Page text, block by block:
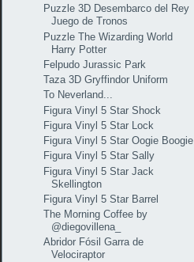
Puzzle 3D Desembarco del Rey
Juego de Tronos
Puzzle The Wizarding World
Harry Potter
Felpudo Jurassic Park
Taza 3D Gryffindor Uniform
To Neverland...
Figura Vinyl 5 Star Shock
Figura Vinyl 5 Star Lock
Figura Vinyl 5 Star Oogie Boogie
Figura Vinyl 5 Star Sally
Figura Vinyl 5 Star Jack
Skellington
Figura Vinyl 5 Star Barrel
The Morning Coffee by
@diegovillena_
Abridor Fósil Garra de
Velociraptor